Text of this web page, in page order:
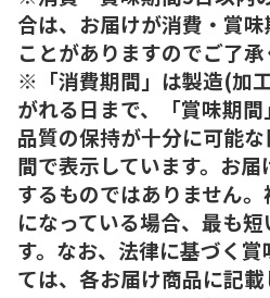
合は、お届けが消費・賞
ことがありますのでご了承
※「消費期間」は製造(加
がれる日まで、「賞味期
品質の保持が十分に可能
間で表示しています。お
するものではありません
になっている場合、最も
す。なお、法律に基づく
ては、各お届け商品に記載